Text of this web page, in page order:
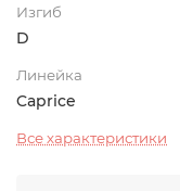
Изгиб
D
Линейка
Caprice
Все характеристики